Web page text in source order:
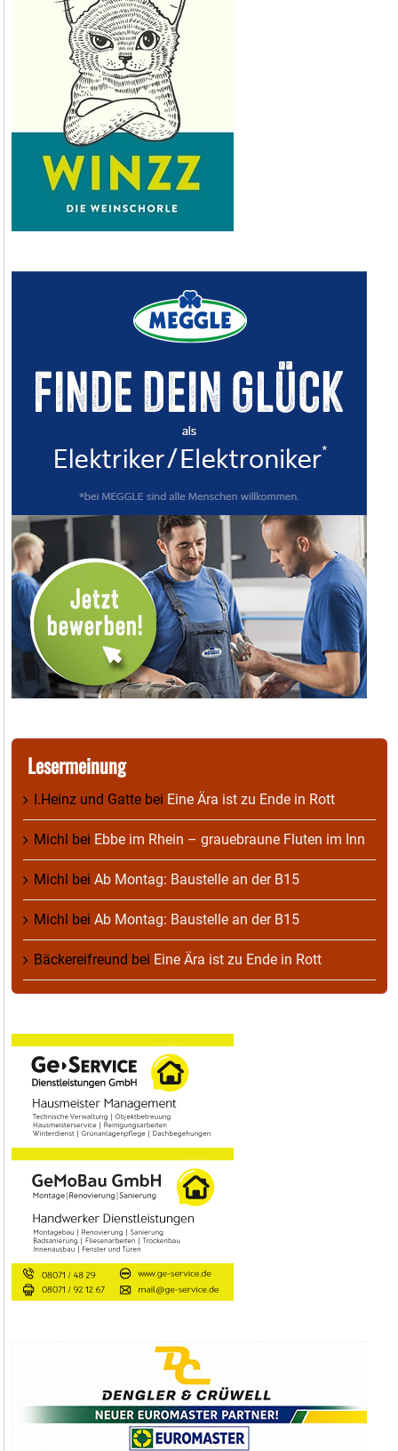
Lesermeinung
I.Heinz und Gatte bei Eine Ära ist zu Ende in Rott
Michl bei Ebbe im Rhein – grauebraune Fluten im Inn
Michl bei Ab Montag: Baustelle an der B15
Michl bei Ab Montag: Baustelle an der B15
Bäckereifreund bei Eine Ära ist zu Ende in Rott